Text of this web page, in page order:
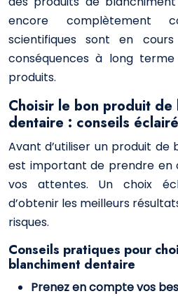
encore complètement
scientifiques sont en
conséquences à long
produits.
Choisir le bon produit de
dentaire : conseils
Avant d’utiliser un produit de
est important de prendre en
vos attentes. Un choix
d’obtenir les meilleurs
risques.
Conseils pratiques pour
blanchiment dentaire
Prenez en compte vos